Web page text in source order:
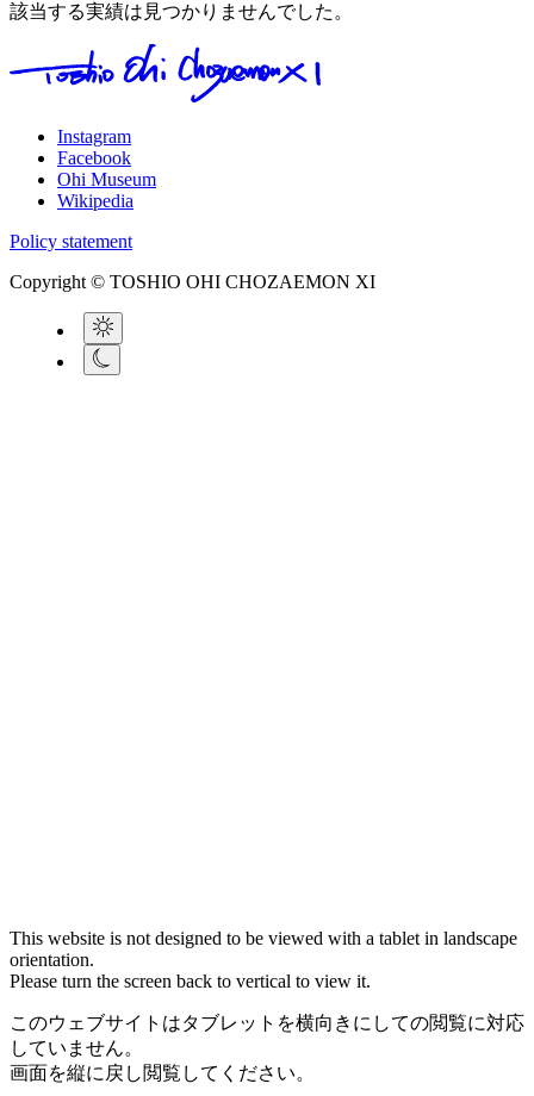
該当する実績は見つかりませんでした。
Instagram
Facebook
Ohi Museum
Wikipedia
Policy statement
Copyright © TOSHIO OHI CHOZAEMON XI
This website is not designed to be viewed with a tablet in landscape
orientation.
Please turn the screen back to vertical to view it.
このウェブサイトはタブレットを横向きにしての閲覧に対応
していません。
画面を縦に戻し閲覧してください。